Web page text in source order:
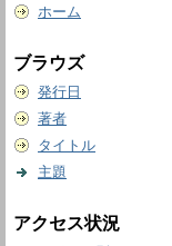
ホーム
ブラウズ
発行日
著者
タイトル
主題
アクセス状況